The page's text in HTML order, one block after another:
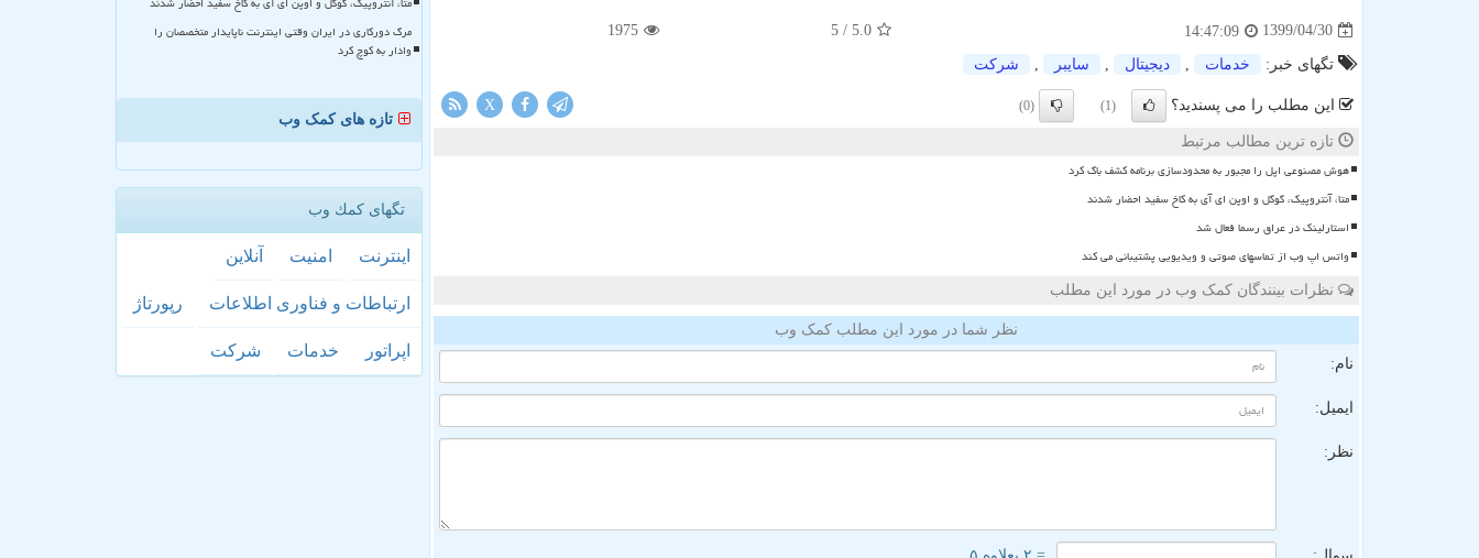
1399/04/30
14:47:09
5.0
/ 5
1975
تگهای خبر: خدمات دیجیتال سایبر شركت
این مطلب را می پسندید؟ (1)
(0)
X
تازه ترین مطالب مرتبط
هوش مصنوعی اپل را مجبور به محدودسازی برنامه کشف باگ کرد
متا، آنتروپیک، گوگل و اوپن ای آی به کاخ سفید احضار شدند
استارلینک در عراق رسما فعال شد
واتس اپ وب از تماسهای صوتی و ویدیویی پشتیبانی می کند
نظرات بینندگان کمک وب در مورد این مطلب
نظر شما در مورد این مطلب کمک وب
نام:
ایمیل:
نظر:
مرگ دورکاری در ایران وقتی اینترنت ناپایدار متخصصان را
وادار به کوچ کرد
تازه های کمک وب
تگهای كمك وب
اینترنت امنیت آنلاین
ارتباطات و فناوری اطلاعات رپورتاژ
اپراتور خدمات شركت